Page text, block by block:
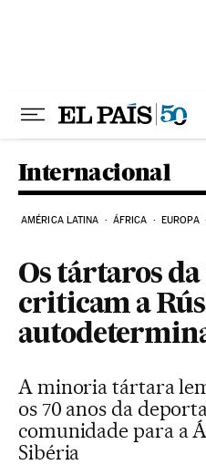
Internacional
AMÉRICA LATINA ÁFRICA EUROPA
Os tártaros
criticam a
A minoria tártara
os 70 anos da
comunidade para a
Sibéria